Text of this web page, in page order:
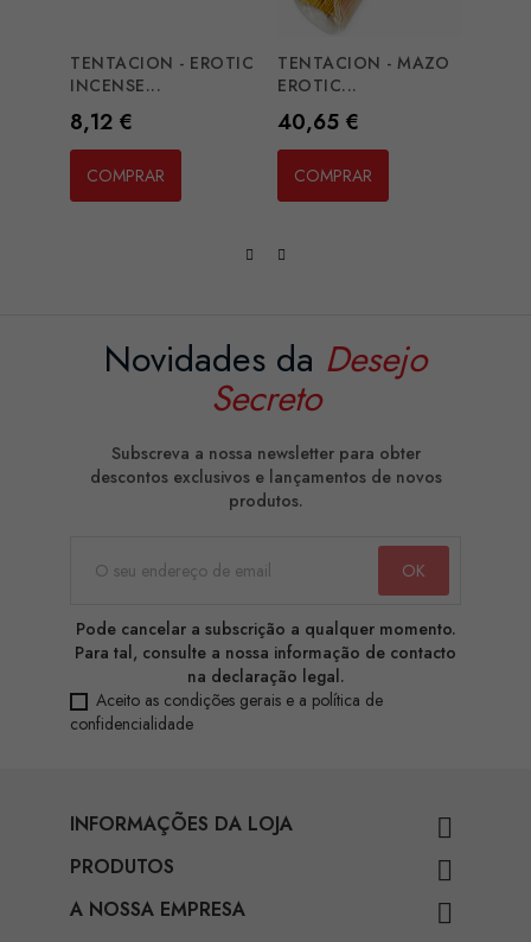
TENTACION - EROTIC
INCENSE...
Preço
8,12 €
COMPRAR
TENTACION - MAZO
EROTIC...
Preço
40,65 €
COMPRAR
Novidades da Desejo
Secreto
Subscreva a nossa newsletter para obter
descontos exclusivos e lançamentos de novos
produtos.
Pode cancelar a subscrição a qualquer momento.
Para tal, consulte a nossa informação de contacto
na declaração legal.
Aceito as condições gerais e a política de
confidencialidade
INFORMAÇÕES DA LOJA 
PRODUTOS 
A NOSSA EMPRESA 